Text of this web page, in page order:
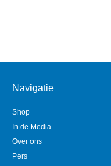
Navigatie
Shop
In de Media
Over ons
Pers